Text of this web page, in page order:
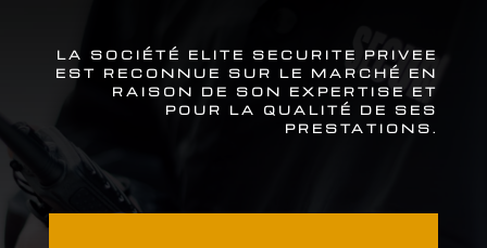
LA SOCIÉTÉ ELITE SECURITE PRIVEE
EST RECONNUE SUR LE MARCHÉ EN
RAISON DE SON EXPERTISE ET
POUR LA QUALITÉ DE SES
PRESTATIONS.